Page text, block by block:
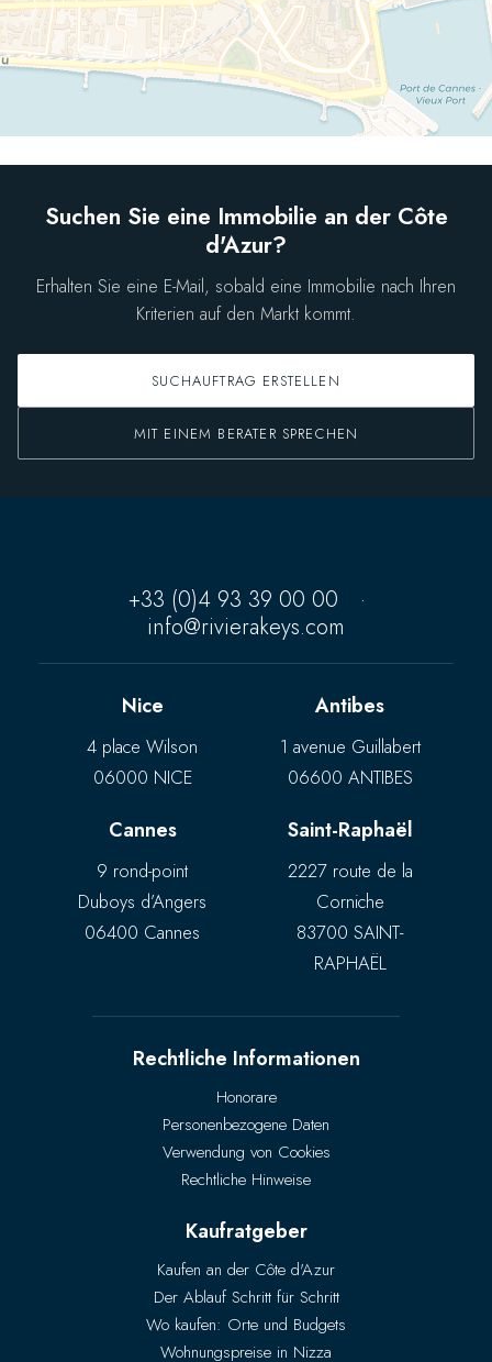
Suchen Sie eine Immobilie an der Côte
d'Azur?
Erhalten Sie eine E-Mail, sobald eine Immobilie nach Ihren
Kriterien auf den Markt kommt.
SUCHAUFTRAG ERSTELLEN
MIT EINEM BERATER SPRECHEN
+33 (0)4 93 39 00 00
·
info@rivierakeys.com
Nice
4 place Wilson
06000 NICE
Antibes
1 avenue Guillabert
06600 ANTIBES
Cannes
9 rond-point
Duboys d’Angers
06400 Cannes
Saint-Raphaël
2227 route de la
Corniche
83700 SAINT-
RAPHAËL
Rechtliche Informationen
Honorare
Personenbezogene Daten
Verwendung von Cookies
Rechtliche Hinweise
Kaufratgeber
Kaufen an der Côte d'Azur
Der Ablauf Schritt für Schritt
Wo kaufen: Orte und Budgets
Wohnungspreise in Nizza